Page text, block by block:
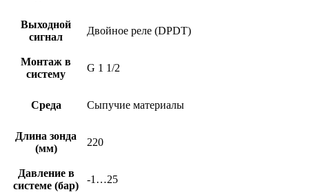
Выходной
сигнал
Двойное реле (DPDT)
Монтаж в
систему
G 1 1/2
Среда Сыпучие материалы
Длина зонда
(мм)
220
Давление в
системе (бар)
-1…25